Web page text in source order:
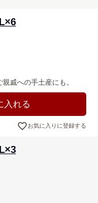
戚への手土産にも。
入れる
お気に入りに登録する